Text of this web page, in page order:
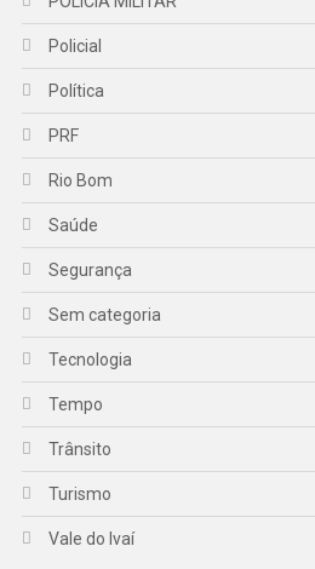
Policial
Política
PRF
Rio Bom
Saúde
Segurança
Sem categoria
Tecnologia
Tempo
Trânsito
Turismo
Vale do Ivaí